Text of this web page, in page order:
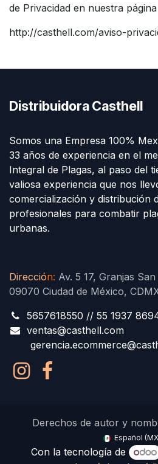
de Privacidad en nuestra
http://casthell.com/aviso-
Distribuidora Casthell
Somos una Empresa 100%
33 años de experiencia en el
Integral de Plagas, al paso del
valiosa experiencia que nos
comercialización y distribución
profesionales para combatir
urbanas.
Dirección: Av. 5 17, Granjas
09070 Ciudad de México,
5657618550 // 55 1937
ventas@casthell.com
Derechos de autor y
Español
Con la tecnología de